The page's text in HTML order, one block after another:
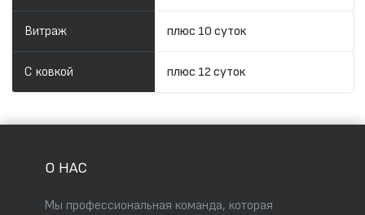
Витраж плюс 10 суток
С ковкой плюс 12 суток
О НАС
Мы профессиональная команда, которая